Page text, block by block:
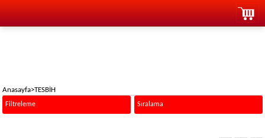
Anasayfa>TESBİH
Filtreleme Sıralama